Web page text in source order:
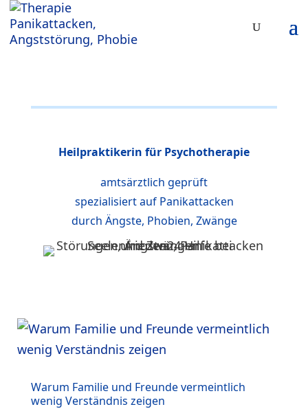
Heilpraktikerin für Psychotherapie
amtsärztlich geprüft
spezialisiert auf Panikattacken
durch Ängste, Phobien, Zwänge
Warum Familie und Freunde vermeintlich
wenig Verständnis zeigen